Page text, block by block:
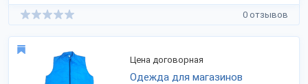
0 отзывов
Цена договорная
Одежда для магазинов